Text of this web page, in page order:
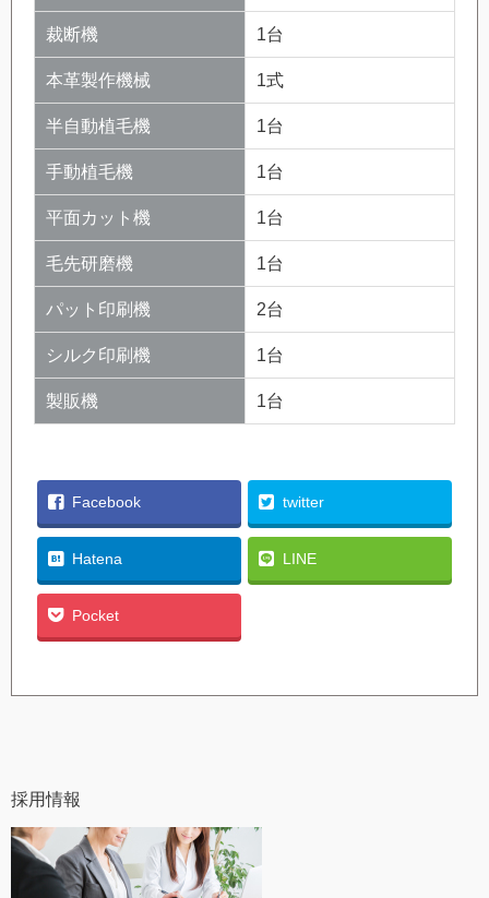
裁断機 1台
本革製作機械 1式
半自動植毛機 1台
手動植毛機 1台
平面カット機 1台
毛先研磨機 1台
パット印刷機 2台
シルク印刷機 1台
製販機 1台
Facebook twitter
Hatena LINE
Pocket
採用情報